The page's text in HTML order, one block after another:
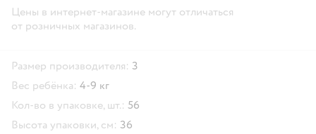
Цены в интернет-магазине могут отличаться
от розничных магазинов.
Размер производителя: 3
Вес ребёнка: 4-9 кг
Кол-во в упаковке, шт.: 56
Высота упаковки, см: 36